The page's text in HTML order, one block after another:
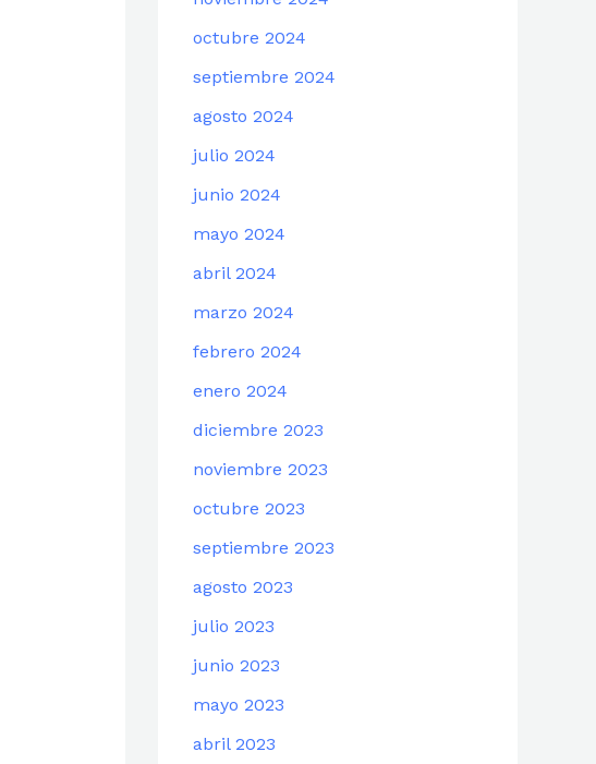
octubre 2024
septiembre 2024
agosto 2024
julio 2024
junio 2024
mayo 2024
abril 2024
marzo 2024
febrero 2024
enero 2024
diciembre 2023
noviembre 2023
octubre 2023
septiembre 2023
agosto 2023
julio 2023
junio 2023
mayo 2023
abril 2023